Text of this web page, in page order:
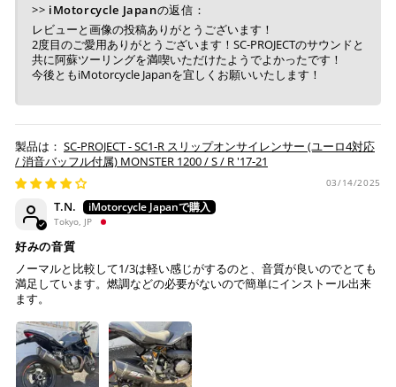
「お得」な楽天ペイをご利用ください。
※ 楽天ポイントが貯まるのは楽天カード・楽天ポイン
ト・楽天ペイ残高でのお支払いに限ります。
Visa、Mastercard、JCBのみです。
キャッシュレス決済
上記キャッシュレス決済アカウントからご希望のお支払
い方法をご選択頂き、クリックするだけで簡単に支払い
が完了します。
※ ご利用には事前にPayPay、Apple Payの利用登録が
必要です。
ヤマト運輸になります。 配送会社の指定はできかねます。
>> iMotorcycle Japanの返信：
レビューと画像の投稿ありがとうございます！
2度目のご愛用ありがとうございます！SC-PROJECTのサウンドと
共に阿蘇ツーリングを満喫いただけたようでよかったです！
今後ともiMotorcycle Japanを宜しくお願いいたします！
SC-PROJECT - SC1-R スリップオンサイレンサー (ユーロ4対応
/ 消音バッフル付属) MONSTER 1200 / S / R '17-21
03/14/2025
T.N.
Tokyo, JP
好みの音質
ノーマルと比較して1/3は軽い感じがするのと、音質が良いのでとても
満足しています。燃調などの必要がないので簡単にインストール出来
ます。